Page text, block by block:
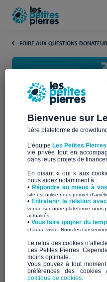
FOIRE AUX QUESTIONS DONATEUR
En savoir
Retrouvez ici
fréquentes posées sur
En savoir plus
La précarité
Bienvenue sur
1ère plateforme de
L’équipe Les Petites Pierres
vie privée tout en
dans leurs projets de
En disant « oui » aux
nous aidez notamment à :
• Répondre au mieux à
site est utilisé nous permet
•Entretenir la relation
venue sur notre plateforme nous
actualités.
​• Vous faire gagner du
chaque visite. Nous les
​Le refus des cookies
Les Petites Pierres.
moins optimale.​
Vous pouvez à tout
préférences des cookies
politique de cookies